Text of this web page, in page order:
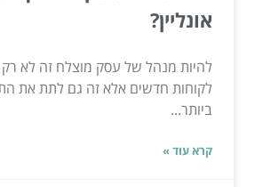
אונליין?
להיות מנהל של עסק מוצלח זה לא רק
לקוחות חדשים אלא זה גם לתת את
ביותר...
קרא עוד »